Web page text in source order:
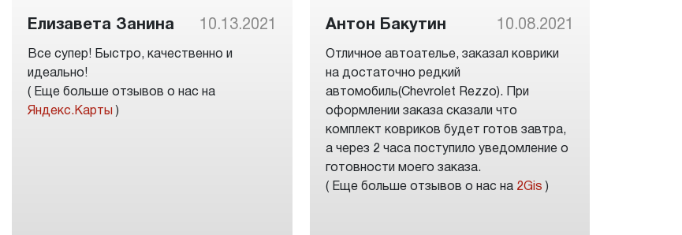
Елизавета Занина 10.13.2021
Все супер! Быстро, качественно и
идеально!
( Еще больше отзывов о нас на
Яндекс.Карты
)
Антон Бакутин 10.08.2021
Отличное автоателье, заказал коврики
на достаточно редкий
автомобиль(Chevrolet Rezzo). При
оформлении заказа сказали что
комплект ковриков будет готов завтра,
а через 2 часа поступило уведомление о
готовности моего заказа.
( Еще больше отзывов о нас на 2Gis )